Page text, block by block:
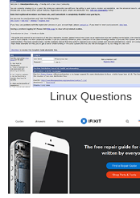
Linux Questions